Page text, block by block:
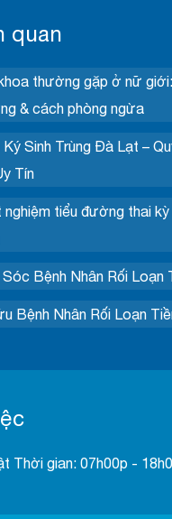
quan
thường gặp ở nữ
& cách phòng ngừa
Sinh Trùng Đà Lạt –
Tín
nghiệm tiểu đường thai
Bệnh Nhân Rối Loạn
Bệnh Nhân Rối Loạn
Thời gian: 07h00p -